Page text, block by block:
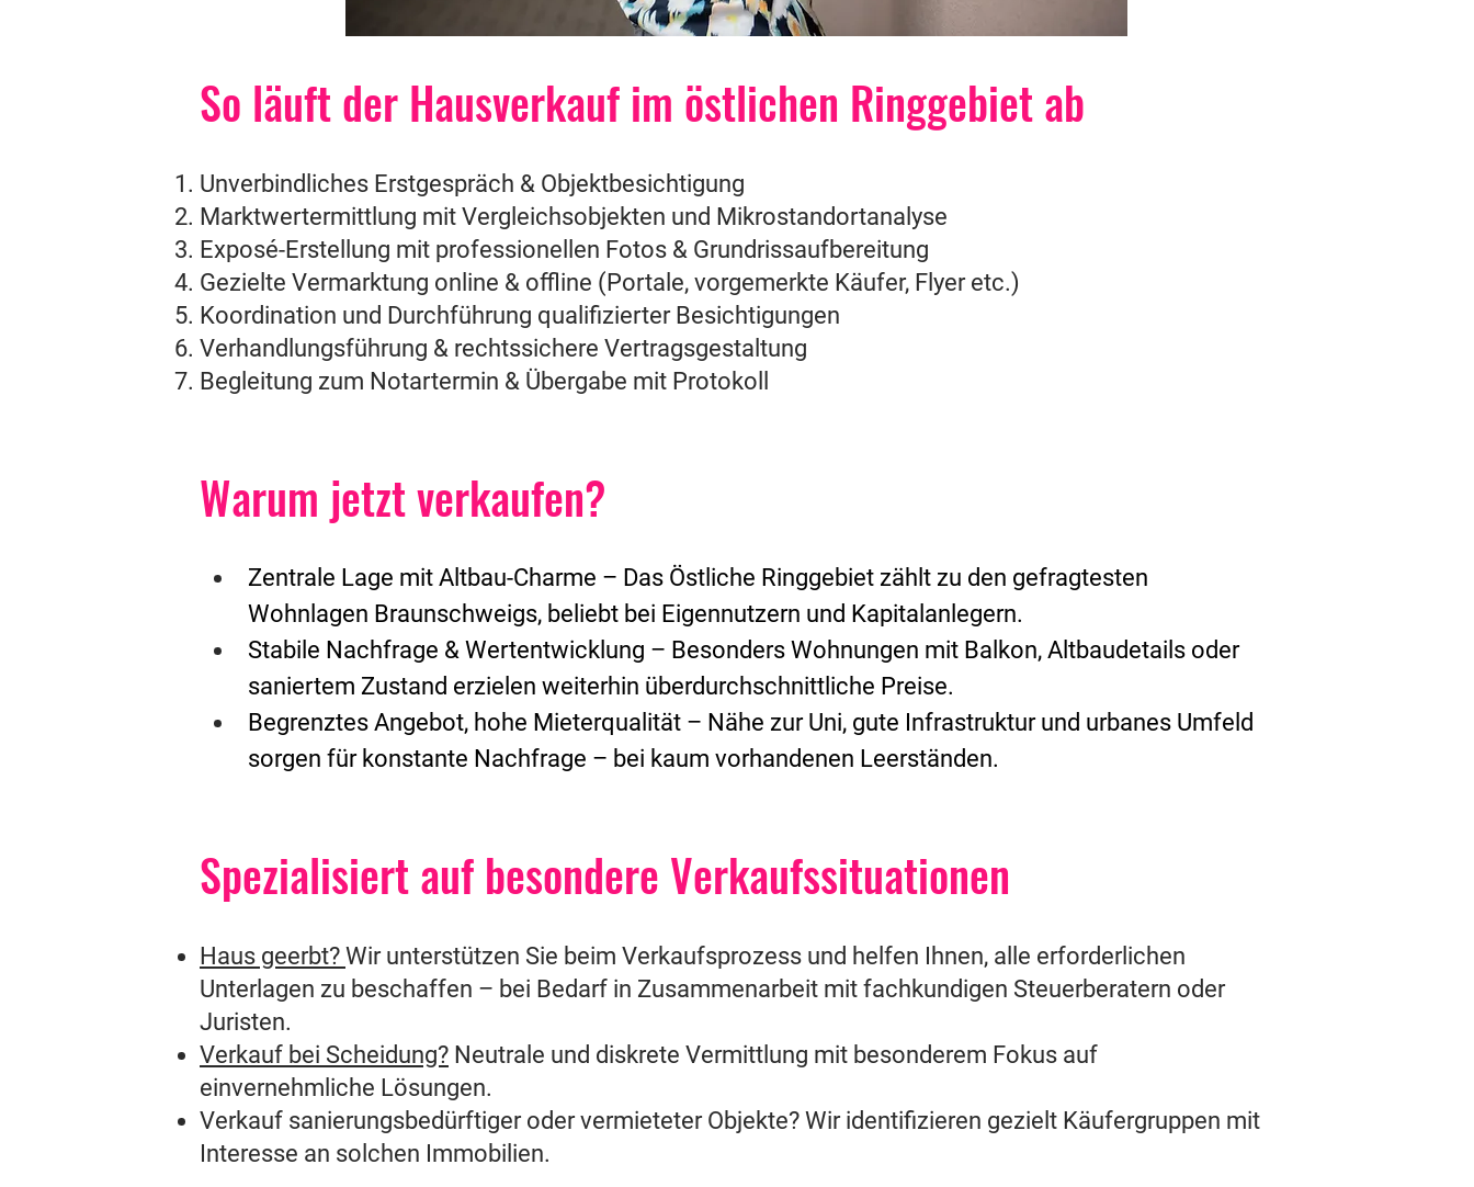
So läuft der Hausverkauf im östlichen Ringgebiet ab
Unverbindliches Erstgespräch & Objektbesichtigung
Marktwertermittlung mit Vergleichsobjekten und Mikrostandortanalyse
Exposé-Erstellung mit professionellen Fotos & Grundrissaufbereitung
Gezielte Vermarktung online & offline (Portale, vorgemerkte Käufer, Flyer etc.)
Koordination und Durchführung qualifizierter Besichtigungen
Verhandlungsführung & rechtssichere Vertragsgestaltung
Begleitung zum Notartermin & Übergabe mit Protokoll​​
Warum jetzt verkaufen?
Zentrale Lage mit Altbau-Charme – Das Östliche Ringgebiet zählt zu den gefragtesten
Wohnlagen Braunschweigs, beliebt bei Eigennutzern und Kapitalanlegern.
Stabile Nachfrage & Wertentwicklung – Besonders Wohnungen mit Balkon, Altbaudetails oder
saniertem Zustand erzielen weiterhin überdurchschnittliche Preise.
Begrenztes Angebot, hohe Mieterqualität – Nähe zur Uni, gute Infrastruktur und urbanes Umfeld
sorgen für konstante Nachfrage – bei kaum vorhandenen Leerständen.
Spezialisiert auf besondere Verkaufssituationen
Haus geerbt? Wir unterstützen Sie beim Verkaufsprozess und helfen Ihnen, alle erforderlichen
Unterlagen zu beschaffen – bei Bedarf in Zusammenarbeit mit fachkundigen Steuerberatern oder
Juristen.
Verkauf bei Scheidung? Neutrale und diskrete Vermittlung mit besonderem Fokus auf
einvernehmliche Lösungen.
Verkauf sanierungsbedürftiger oder vermieteter Objekte? Wir identifizieren gezielt Käufergruppen mit
Interesse an solchen Immobilien.